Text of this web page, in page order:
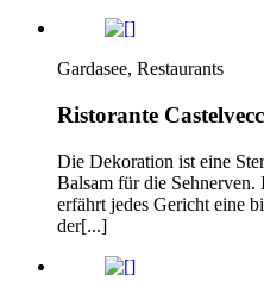
Gardasee, Restaurants
Ristorante
Die Dekoration ist eine
Balsam für die Sehnerven.
erfährt jedes Gericht eine
der[...]